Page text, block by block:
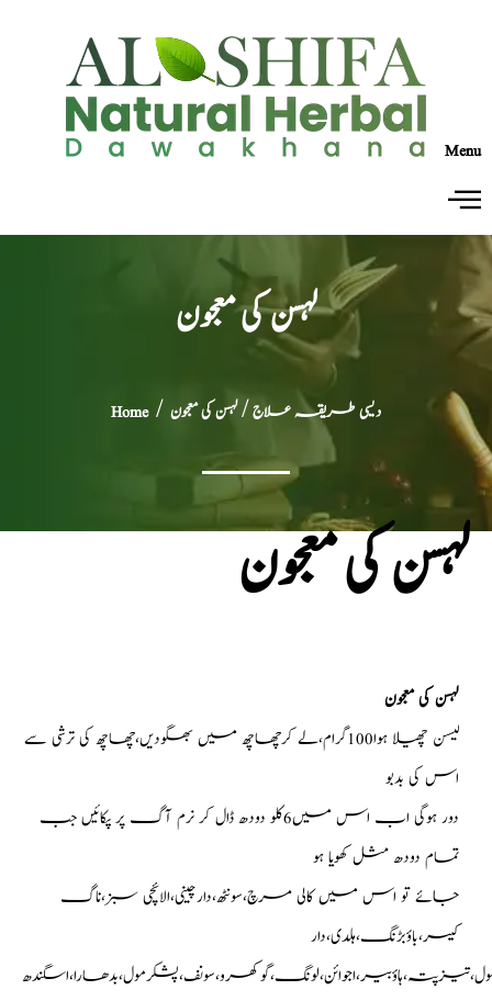
Menu
لہسن کی معجون
Home/ دیسی طریقہ علاج/ لہسن کی معجون
لہسن کی معجون
لہسن کی معجون
لیسن چھیلا ہوا100گرام،لے کرچھاچھ میں بھگودیں،چھاچھ کی ترشی سے
اس کی بدبو
دور ہوگی اب اس میں6کلو دودھ ڈال کر نرم آگ پر پکائیں جب
تمام دودھ مثل کھویا ہو
جائے تو اس میں کالی مرچ،سونٹھ،دارچینی،الائچی سبز،ناگ
کیسر،باؤبڑنگ،ہلدی،دار